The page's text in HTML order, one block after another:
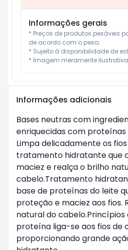
Informações gerais
* Preços de produtos pesáveis
de acordo com o peso;
* Sujeito à disponibilidade de
* Imagem meramente
Informações adicionais
Bases neutras com
enriquecidas com proteínas
Limpa delicadamente os
tratamento hidratante que
maciez e realça o brilho
cabelo.Tratamento
base de proteínas do leite
proteção e maciez aos fios.
natural do cabelo.Princípios
proteína liga-se aos fios de
proporcionando grande